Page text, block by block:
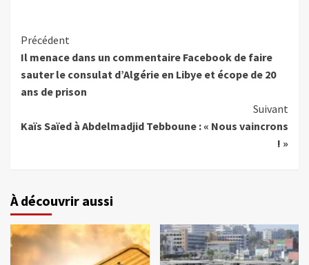
Précédent
Il menace dans un commentaire Facebook de faire
sauter le consulat d’Algérie en Libye et écope de 20
ans de prison
Suivant
Kaïs Saïed à Abdelmadjid Tebboune : « Nous vaincrons
! »
À découvrir aussi